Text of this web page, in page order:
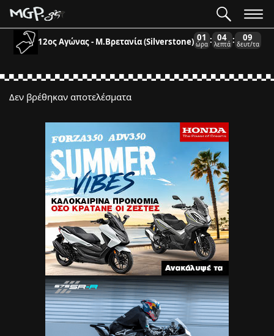
12ος Αγώνας - Μ.Βρετανία (Silverstone) 01
ώρα : 04
λεπτά : 09
δευτ/τα
Δεν βρέθηκαν αποτελέσματα